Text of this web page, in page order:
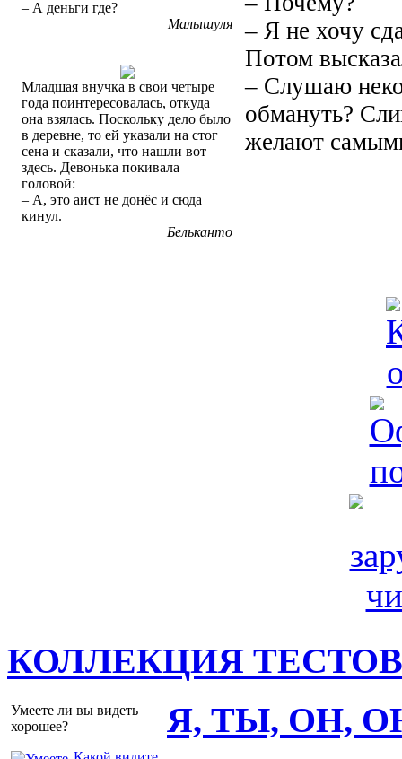
– А деньги где?
Малышуля
Младшая внучка в свои четыре
года поинтересовалась, откуда
она взялась. Поскольку дело было
в деревне, то ей указали на стог
сена и сказали, что нашли вот
здесь. Девонька покивала
головой:
– А, это аист не донёс и сюда
кинул.
Бельканто
– Я не хочу
Потом
– Слушаю
обмануть?
желают
КОЛЛЕКЦИЯ ТЕСТОВ
Умеете ли вы видеть
хорошее?
Я, ТЫ, ОН,